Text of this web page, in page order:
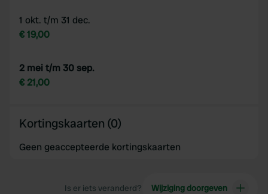
1 okt. t/m 31 dec.
€ 19,00
2 mei t/m 30 sep.
€ 21,00
Kortingskaarten (0)
Geen geaccepteerde kortingskaarten
Is er iets veranderd? Wijziging doorgeven